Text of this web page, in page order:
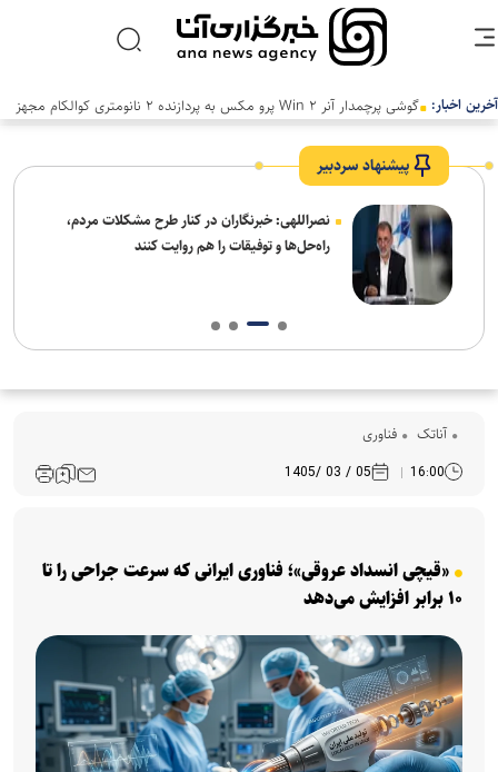
آخرین اخبار:
گوشی پرچمدار آنر Win ۲ پرو مکس به پردازنده ۲ نانومتری کوالکام مجهز
پیشنهاد سردبیر
نصراللهی: خبرنگاران در کنار طرح مشکلات مردم،
راه‌حل‌ها و توفیقات را هم روایت کنند
آناتک فناوری
16:00
05 / 03 /1405
«قیچی انسداد عروقی»؛ فناوری ایرانی که سرعت جراحی را تا
۱۰ برابر افزایش می‌دهد